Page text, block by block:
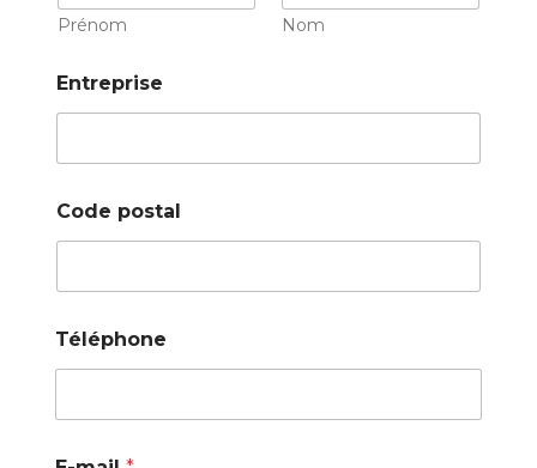
Prénom Nom
Entreprise
Code postal
Téléphone